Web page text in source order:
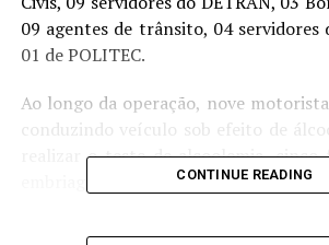
09 agentes de trânsito, 04 servidores
01 de POLITEC.
Ao longo da operação, nove
conduzindo veículo sob efeito de
realizar o teste de alcoolemia, cinco
embriaguez ao volante e um por
CONTINUE READING